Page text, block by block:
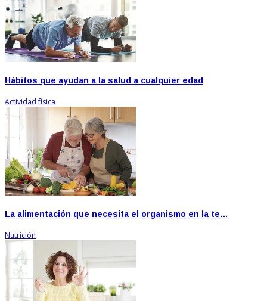
Hábitos que ayudan a la salud a cualquier edad
Actividad física
La alimentación que necesita el organismo en la te…
Nutrición